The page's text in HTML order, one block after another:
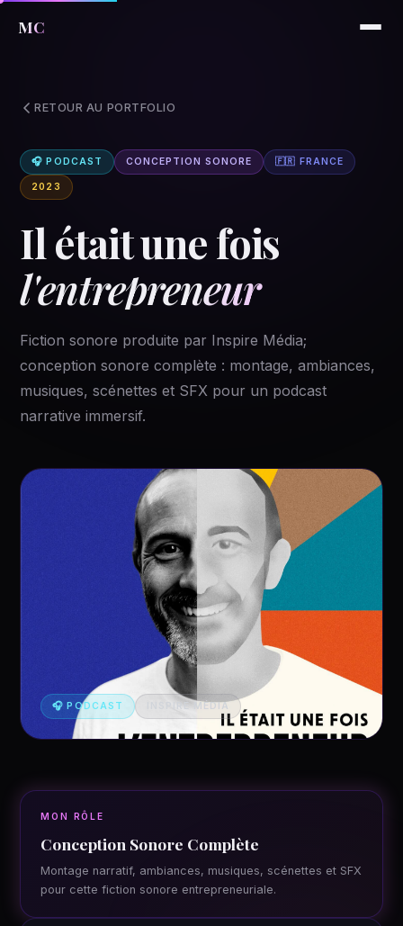
MC
RETOUR AU PORTFOLIO
🎧 PODCAST CONCEPTION SONORE 🇫🇷 FRANCE
2023
Il était une fois
l'entrepreneur
Fiction sonore produite par Inspire Média;
conception sonore complète : montage, ambiances,
musiques, scénettes et SFX pour un podcast
narrative immersif.
🎧 PODCAST INSPIRE MÉDIA
MON RÔLE
Conception Sonore Complète
Montage narratif, ambiances, musiques, scénettes et SFX
pour cette fiction sonore entrepreneuriale.